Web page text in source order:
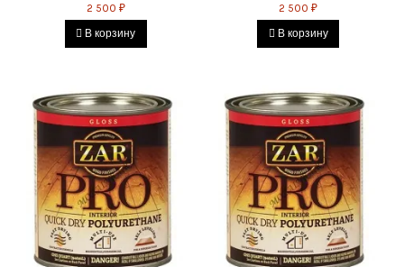
2 500 ₽
В корзину
2 500 ₽
В корзину